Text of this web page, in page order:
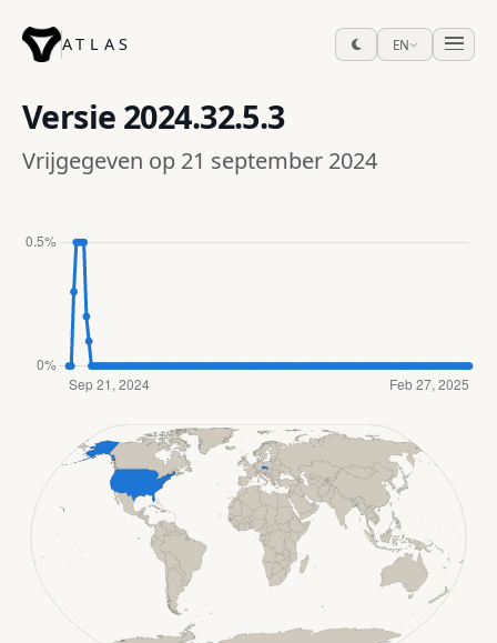
ATLAS EN
Versie 2024.32.5.3
Vrijgegeven op 21 september 2024